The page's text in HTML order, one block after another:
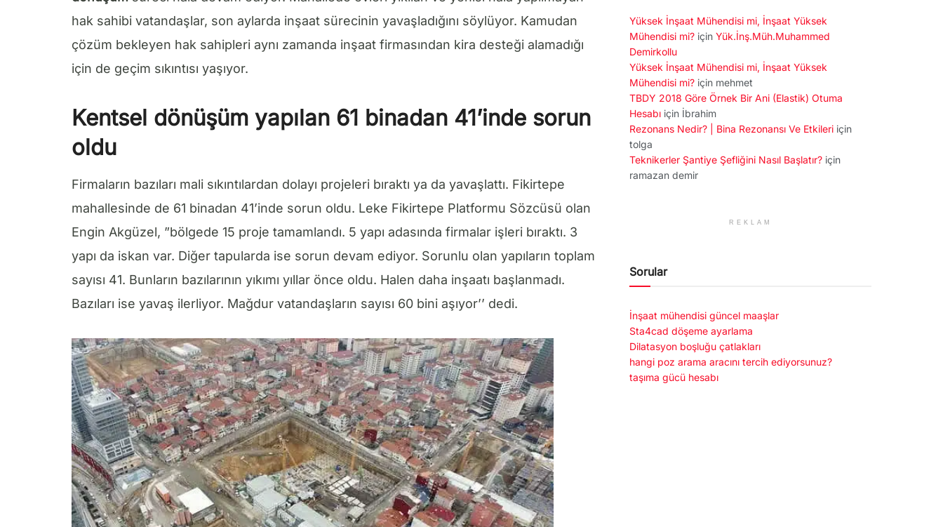
hak sahibi vatandaşlar, son aylarda inşaat sürecinin yavaşladığını söylüyor. Kamudan
çözüm bekleyen hak sahipleri aynı zamanda inşaat firmasından kira desteği alamadığı
için de geçim sıkıntısı yaşıyor.
Kentsel dönüşüm yapılan 61 binadan 41’inde sorun
oldu
Firmaların bazıları mali sıkıntılardan dolayı projeleri bıraktı ya da yavaşlattı. Fikirtepe
mahallesinde de 61 binadan 41’inde sorun oldu. Leke Fikirtepe Platformu Sözcüsü olan
Engin Akgüzel, ”bölgede 15 proje tamamlandı. 5 yapı adasında firmalar işleri bıraktı. 3
yapı da iskan var. Diğer tapularda ise sorun devam ediyor. Sorunlu olan yapıların toplam
sayısı 41. Bunların bazılarının yıkımı yıllar önce oldu. Halen daha inşaatı başlanmadı.
Bazıları ise yavaş ilerliyor. Mağdur vatandaşların sayısı 60 bini aşıyor’’ dedi.
Yüksek İnşaat Mühendisi mi, İnşaat Yüksek
Mühendisi mi? için Yük.İnş.Müh.Muhammed
Demirkollu
Yüksek İnşaat Mühendisi mi, İnşaat Yüksek
Mühendisi mi? için mehmet
TBDY 2018 Göre Örnek Bir Ani (Elastik) Otuma
Hesabı için İbrahim
Rezonans Nedir? | Bina Rezonansı Ve Etkileri için
tolga
Teknikerler Şantiye Şefliğini Nasıl Başlatır? için
ramazan demir
REKLAM
Sorular
İnşaat mühendisi güncel maaşlar
Sta4cad döşeme ayarlama
Dilatasyon boşluğu çatlakları
hangi poz arama aracını tercih ediyorsunuz?
taşıma gücü hesabı